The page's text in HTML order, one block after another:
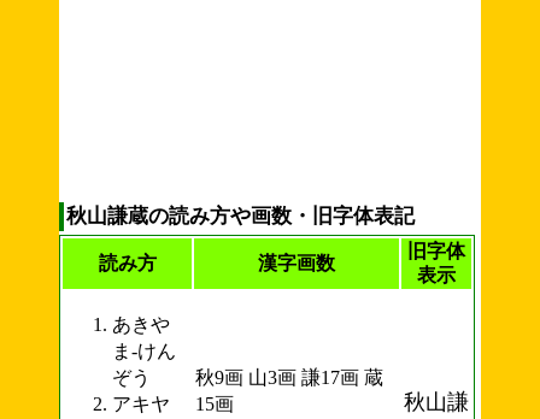
秋山謙蔵の読み方や画数・旧字体表記
読み方 漢字画数
旧字体
表示
あきや
ま-けん
ぞう
アキヤ
秋9画 山3画 謙17画 蔵
15画
秋山謙